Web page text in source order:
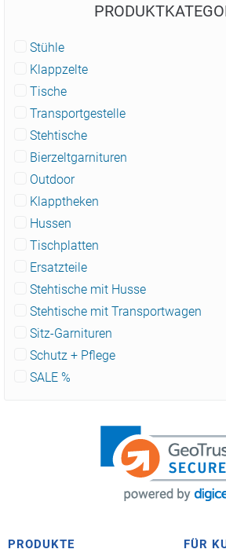
Stühle
Klappzelte
Tische
Transportgestelle
Stehtische
Bierzeltgarnituren
Outdoor
Klapptheken
Hussen
Tischplatten
Ersatzteile
Stehtische mit Husse
Stehtische mit Transportwagen
Sitz-Garnituren
Schutz + Pflege
SALE %
PRODUKTE FÜR